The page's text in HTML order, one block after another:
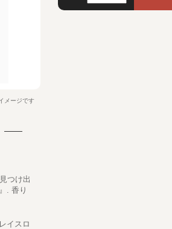
メージです
つけ出
. 香り
イスロ